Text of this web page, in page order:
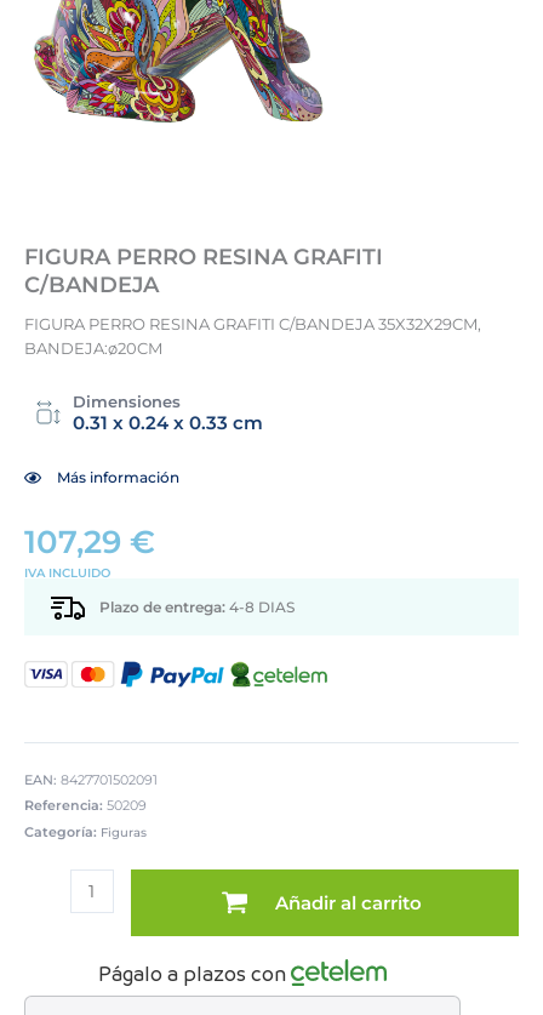
FIGURA PERRO RESINA GRAFITI
C/BANDEJA
FIGURA PERRO RESINA GRAFITI C/BANDEJA 35X32X29CM,
BANDEJA:ø20CM
Dimensiones
0.31 x 0.24 x 0.33 cm
Más información
107,29 €
IVA INCLUIDO
Plazo de entrega: 4-8 DIAS
EAN: 8427701502091
Referencia: 50209
Categoría: Figuras
Añadir al carrito
Págalo a plazos con